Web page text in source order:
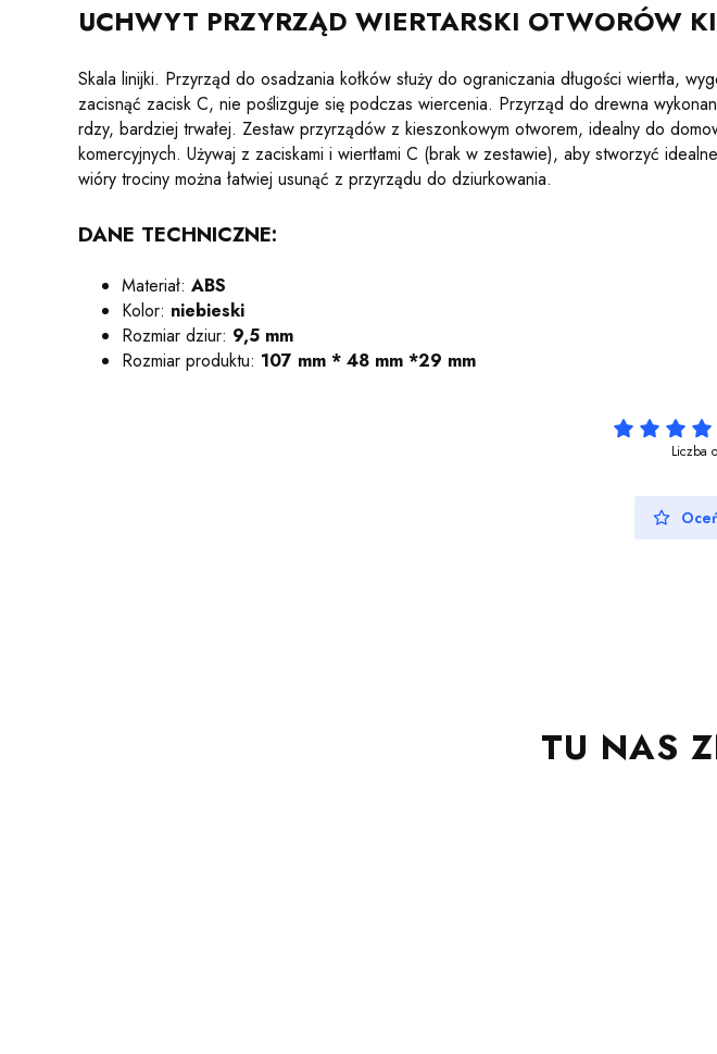
UCHWYT PRZYRZĄD WIERTARSKI OTWORÓW
Skala linijki. Przyrząd do osadzania kołków służy do ograniczania długości wiertła,
zacisnąć zacisk C, nie poślizguje się podczas wiercenia. Przyrząd do drewna
rdzy, bardziej trwałej. Zestaw przyrządów z kieszonkowym otworem, idealny do
komercyjnych. Używaj z zaciskami i wiertłami C (brak w zestawie), aby stworzyć
wióry trociny można łatwiej usunąć z przyrządu do dziurkowania.
DANE TECHNICZNE:
Materiał: ABS
Kolor: niebieski
Rozmiar dziur: 9,5 mm
Rozmiar produktu: 107 mm * 48 mm *29 mm
Liczba
TU NAS